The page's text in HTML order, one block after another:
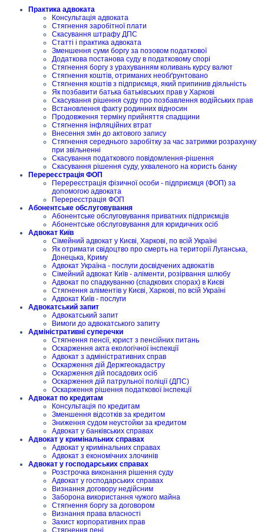
Практика адвоката
Консультація адвоката
Стягнення заробітної плати
Скасування штрафу ДПС
Статті і практика адвоката
Зменшення суми боргу за позовом податкової
Додаткова постанова суду в податковому спорі
Стягнення боргу з урахуванням коливань курсу валют
Стягнення коштів, отриманих необґрунтовано
Стягнення коштів з підприємця, який припинив діяльність
Як позбавити батька батьківських прав у Харкові
Скасування рішення суду про позбавлення водійських прав
Встановлення факту родинних відносин
Продовження терміну прийняття спадщини
Стягнення інфляційних втрат
Внесення змін до актового запису
Стягнення середнього заробітку за час затримки розрахунку
при звільненні
Скасування податкового повідомлення-рішення
Скасування рішення суду, ухваленого на користь банку
Перереєстрація ФОП
Перереєстрація фізичної особи - підприємця (ФОП) за
допомогою адвоката
Перереєстрація ФОП
Абонентське обслуговування
Абонентське обслуговування приватних підприємців
Абонентське обслуговування для юридичних осіб
Адвокат Київ
Сімейний адвокат у Києві, Харкові, по всій Україні
Як отримати свідоцтво про смерть на території Луганська,
Донецька, Криму
Адвокат Україна - послуги досвідчених адвокатів
Сімейний адвокат Київ - аліменти, розірвання шлюбу
Адвокат по спадкуванню (спадкових спорах) в Києві
Стягнення аліментів у Києві, Харкові, по всій Україні
Адвокат Київ - послуги
Адвокатський запит
Адвокатський запит
Вимоги до адвокатського запиту
Адміністративні суперечки
Стягнення пенсії, юрист з пенсійних питань
Оскарження акта екологічної інспекції
Адвокат з адміністративних справ
Оскарження дій Держгеокадастру
Оскарження дій посадових осіб
Оскарження дій патрульної поліції (ДПС)
Оскарження рішення податкової інспекції
Адвокат по кредитам
Консультація по кредитам
Зменшення відсотків за кредитом
Зниження судом неустойки за кредитом
Адвокат у банківських справах
Адвокат у кримінальних справах
Адвокат у кримінальних справах
Адвокат з економічних злочинів
Адвокат у господарських справах
Розстрочка виконання рішення суду
Адвокат у господарських справах
Визнання договору недійсним
Заборона використання чужого майна
Стягнення боргу за договором
Визнання права власності
Захист корпоративних прав